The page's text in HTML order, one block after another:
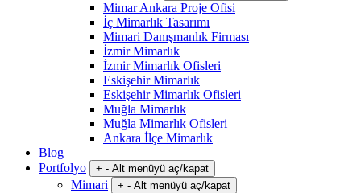
Mimar Ankara Proje Ofisi
İç Mimarlık Tasarımı
Mimari Danışmanlık Firması
İzmir Mimarlık
İzmir Mimarlık Ofisleri
Eskişehir Mimarlık
Eskişehir Mimarlık Ofisleri
Muğla Mimarlık
Muğla Mimarlık Ofisleri
Ankara İlçe Mimarlık
Blog
Portfolyo
+ - Alt menüyü aç/kapat
Mimari + - Alt menüyü aç/kapat